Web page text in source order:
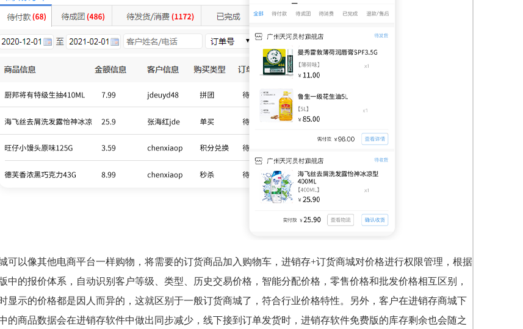
可以像其他电商平台一样购物，将需要的订货商品加入购物车，进销存+订货商城对价格进行权限管理，根据
中的报价体系，自动识别客户等级、类型、历史交易价格，智能分配价格，零售价格和批发价格相互区别，
显示的价格都是因人而异的，这就区别于一般订货商城了，符合行业价格特性。另外，客户在进销存商城下
的商品数据会在进销存软件中做出同步减少，线下接到订单发货时，进销存软件免费版的库存剩余也会随之